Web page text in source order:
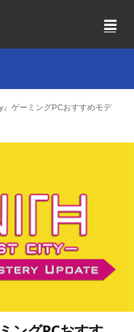
』ゲーミングPCおすすめモデ